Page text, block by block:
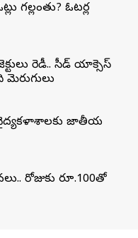
గల్లంతు? ఓటర్ల
రెడీ.. సీడ్‌ యాక్సెస్‌
మెరుగులు
వైద్యకళాశాలకు జాతీయ
రోజుకు రూ.100తో